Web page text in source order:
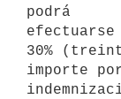
podrá
30%
importe